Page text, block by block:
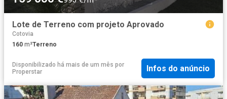
Lote de Terreno com projeto Aprovado
Cotovia
160 m²Terreno
Disponibilizado há mais de um mês por
Properstar
Infos do anúncio